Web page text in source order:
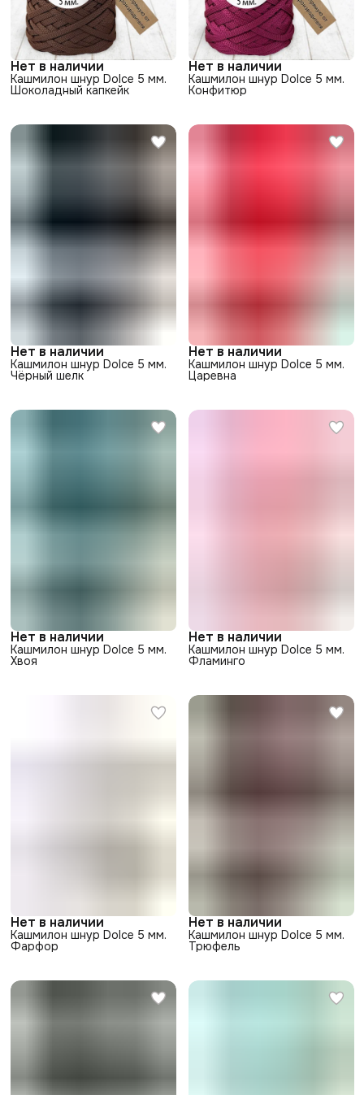
Нет в наличии
Кашмилон шнур Dolce 5 мм.
Шоколадный капкейк
Нет в наличии
Кашмилон шнур Dolce 5 мм.
Конфитюр
Нет в наличии
Кашмилон шнур Dolce 5 мм.
Чёрный шелк
Нет в наличии
Кашмилон шнур Dolce 5 мм.
Царевна
Нет в наличии
Кашмилон шнур Dolce 5 мм.
Хвоя
Нет в наличии
Кашмилон шнур Dolce 5 мм.
Фламинго
Нет в наличии
Кашмилон шнур Dolce 5 мм.
Фарфор
Нет в наличии
Кашмилон шнур Dolce 5 мм.
Трюфель